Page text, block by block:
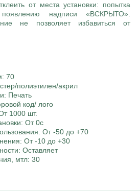
от места установки: попытка
надписи «ВСКРЫТО».
не позволяет избавиться от
70
полиэтилен/акрил
Печать
код/ лого
1000 шт.
От 0с
От -50 до +70
От -10 до +30
Оставляет
мтл: 30